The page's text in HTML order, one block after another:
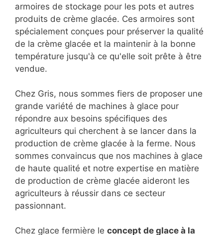
armoires de stockage pour les pots et autres
produits de crème glacée. Ces armoires sont
spécialement conçues pour préserver la qualité
de la crème glacée et la maintenir à la bonne
température jusqu'à ce qu'elle soit prête à être
vendue.
Chez Gris, nous sommes fiers de proposer une
grande variété de machines à glace pour
répondre aux besoins spécifiques des
agriculteurs qui cherchent à se lancer dans la
production de crème glacée à la ferme. Nous
sommes convaincus que nos machines à glace
de haute qualité et notre expertise en matière
de production de crème glacée aideront les
agriculteurs à réussir dans ce secteur
passionnant.
Chez glace fermière le concept de glace à la